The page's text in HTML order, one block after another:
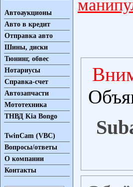
Автоаукционы
Авто в кредит
Отправка авто
Шины, диски
Тюнинг, обвес
Нотариусы
Справка-счет
Автозапчасти
Мототехника
ТНВД Kia Bongo
TwinCam (VBC)
Вопросы/ответы
О компании
Контакты